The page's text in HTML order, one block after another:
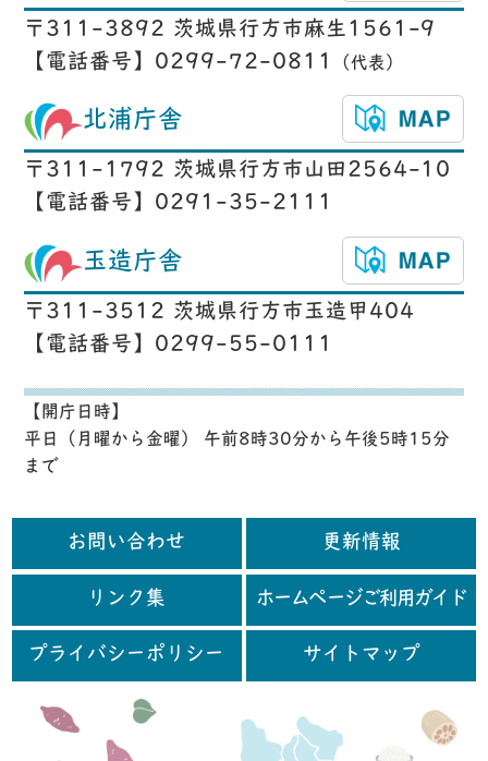
〒311-3892 茨城県行方市麻生1561-9
【電話番号】0299-72-0811
（代表）
北浦庁舎
〒311-1792 茨城県行方市山田2564-10
【電話番号】0291-35-2111
玉造庁舎
〒311-3512 茨城県行方市玉造甲404
【電話番号】0299-55-0111
【開庁日時】
平日（月曜から金曜） 午前8時30分から午後5時15分
まで
お問い合わせ 更新情報
リンク集 ホームページご利用ガイド
プライバシーポリシー サイトマップ